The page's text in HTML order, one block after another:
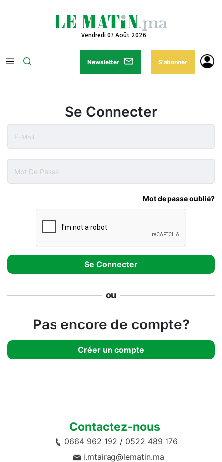
Vendredi 07 Août 2026
Newsletter S'abonner
Se Connecter
Mot de passe oublié?
ou
Pas encore de compte?
Créer un compte
Contactez-nous
0664 962 192 / 0522 489 176
i.mtairag@lematin.ma